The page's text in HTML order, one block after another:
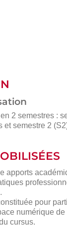
2 semestres :
et semestre 2
apports
pour
numérique
cursus.